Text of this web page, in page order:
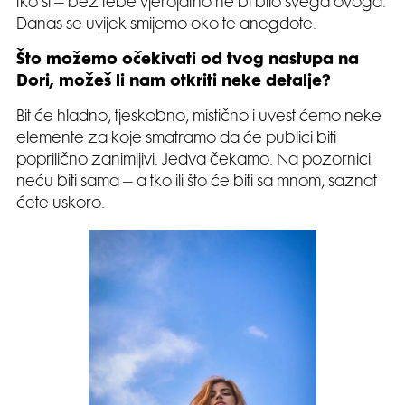
tko si – bez tebe vjerojatno ne bi bilo svega ovoga.
Danas se uvijek smijemo oko te anegdote.
Što možemo očekivati od tvog nastupa na
Dori, možeš li nam otkriti neke detalje?
Bit će hladno, tjeskobno, mistično i uvest ćemo neke
elemente za koje smatramo da će publici biti
poprilično zanimljivi. Jedva čekamo. Na pozornici
neću biti sama – a tko ili što će biti sa mnom, saznat
ćete uskoro.